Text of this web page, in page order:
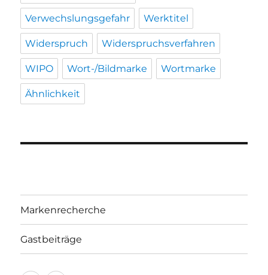
Verwechslungsgefahr Werktitel
Widerspruch Widerspruchsverfahren
WIPO Wort-/Bildmarke Wortmarke
Ähnlichkeit
Markenrecherche
Gastbeiträge